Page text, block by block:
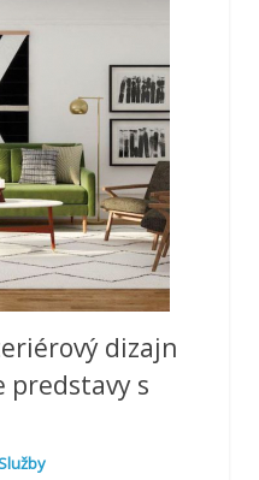
dizajn
predstavy s